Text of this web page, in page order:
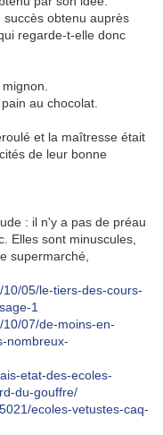
obtenu auprès
regarde-t-elle donc
au chocolat.
et la maîtresse était
de leur bonne
: il n'y a pas de préau
Elles sont minuscules,
supermarché,
05/le-tiers-des-cours-
1
07/de-moins-en-
nombreux-
etat-des-ecoles-
du-gouffre/
ecoles-vetustes-caq-